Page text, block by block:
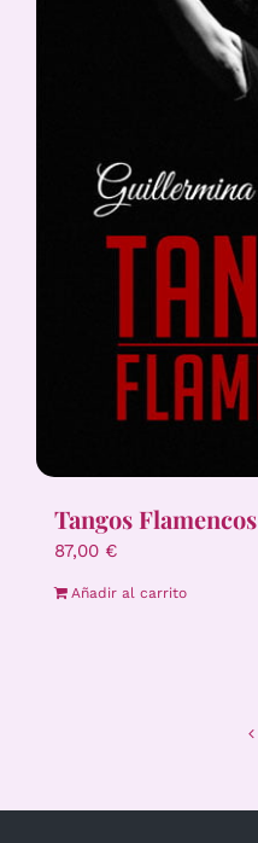
Tangos Flamencos
87,00 €
Añadir al carrito